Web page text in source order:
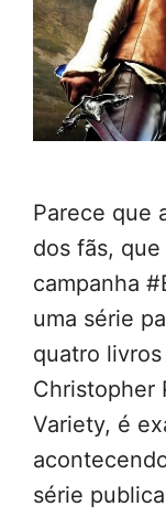
Parece que
dos fãs,
campanha
uma série
quatro
Christopher
Variety, é
série